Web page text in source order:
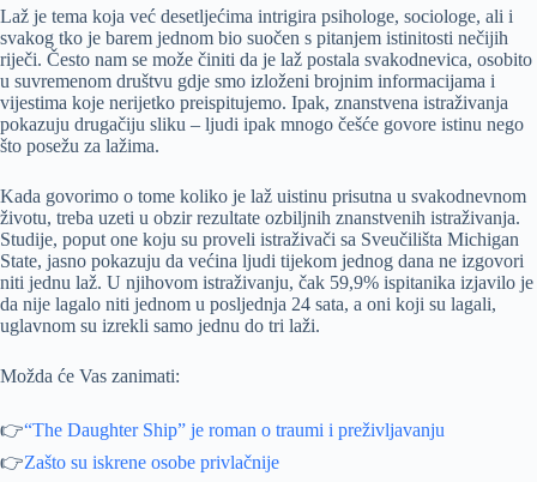
Laž je tema koja već desetljećima intrigira psihologe, sociologe, ali i
svakog tko je barem jednom bio suočen s pitanjem istinitosti nečijih
riječi. Često nam se može činiti da je laž postala svakodnevica, osobito
u suvremenom društvu gdje smo izloženi brojnim informacijama i
vijestima koje nerijetko preispitujemo. Ipak, znanstvena istraživanja
pokazuju drugačiju sliku – ljudi ipak mnogo češće govore istinu nego
što posežu za lažima.
Kada govorimo o tome koliko je laž uistinu prisutna u svakodnevnom
životu, treba uzeti u obzir rezultate ozbiljnih znanstvenih istraživanja.
Studije, poput one koju su proveli istraživači sa Sveučilišta Michigan
State, jasno pokazuju da većina ljudi tijekom jednog dana ne izgovori
niti jednu laž. U njihovom istraživanju, čak 59,9% ispitanika izjavilo je
da nije lagalo niti jednom u posljednja 24 sata, a oni koji su lagali,
uglavnom su izrekli samo jednu do tri laži.
Možda će Vas zanimati:
👉“The Daughter Ship” je roman o traumi i preživljavanju
👉Zašto su iskrene osobe privlačnije